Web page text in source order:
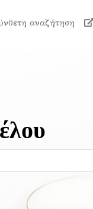
αναζήτηση